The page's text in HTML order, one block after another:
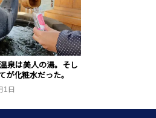
泉は美人の湯。そし
が化粧水だった。
1日